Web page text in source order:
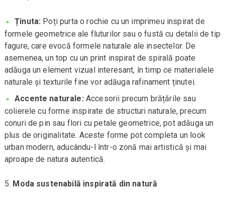
Ținuta: Poți purta o rochie cu un imprimeu inspirat de
formele geometrice ale fluturilor sau o fustă cu detalii de tip
fagure, care evocă formele naturale ale insectelor. De
asemenea, un top cu un print inspirat de spirală poate
adăuga un element vizual interesant, în timp ce materialele
naturale și texturile fine vor adăuga rafinament ținutei.
Accente naturale: Accesorii precum brățările sau
colierele cu forme inspirate de structuri naturale, precum
conuri de pin sau flori cu petale geometrice, pot adăuga un
plus de originalitate. Aceste forme pot completa un look
urban modern, aducându-l într-o zonă mai artistică și mai
aproape de natura autentică.
Moda sustenabilă inspirată din natură